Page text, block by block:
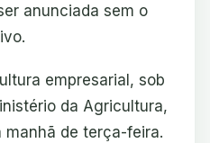
anunciada sem o
empresarial, sob
da Agricultura,
manhã de terça-feira.